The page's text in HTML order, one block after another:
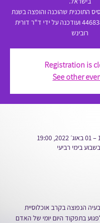
התוכנית שהוכנה והופצה בשנת
2012 סימוכין: 44683812 ועודכנה על ידי ד"ר דורית
רובינש
Registration is
See other
בימי רביעי
הנפוצה בקרב אוכלוסיית
בתפקוד היום יומי של האדם